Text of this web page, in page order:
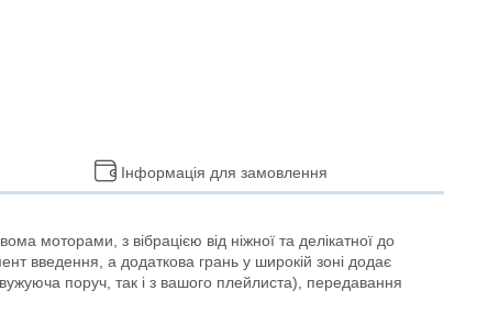
Інформація для замовлення
моторами, з вібрацією від ніжної та делікатної до
введення, а додаткова грань у широкій зоні додає
поруч, так і з вашого плейлиста), передавання